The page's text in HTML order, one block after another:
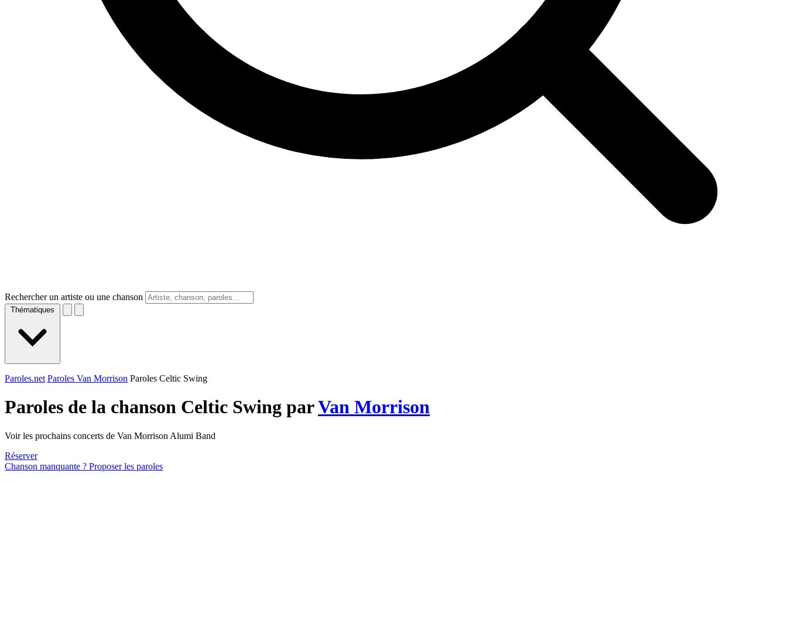
Rechercher un artiste ou une chanson
Thématiques
Paroles.net Paroles Van Morrison Paroles Celtic Swing
Paroles de la chanson Celtic Swing parVan Morrison
Voir les prochains concerts de Van Morrison Alumi Band
Réserver
Chanson manquante ? Proposer les paroles